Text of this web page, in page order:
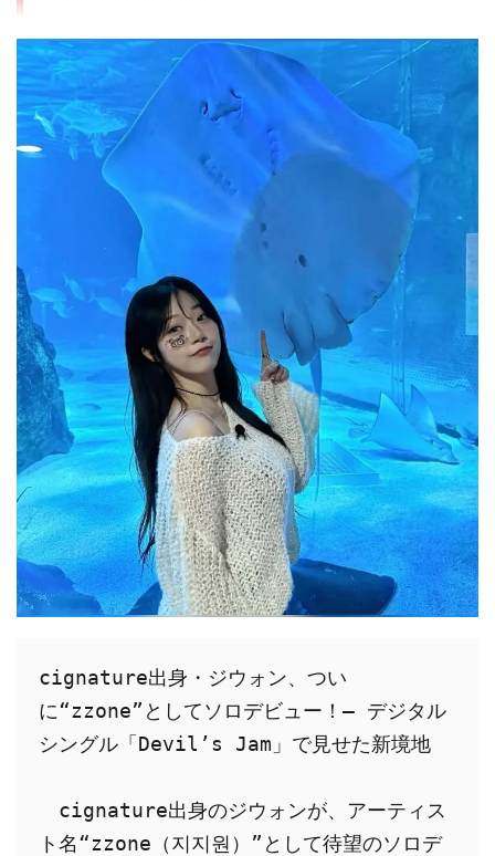
cignature出身・ジウォン、つい
に“zzone”としてソロデビュー！— デジタル
シングル「Devil’s Jam」で見せた新境地
cignature出身のジウォンが、アーティス
ト名“zzone（지지원）”として待望のソロデ